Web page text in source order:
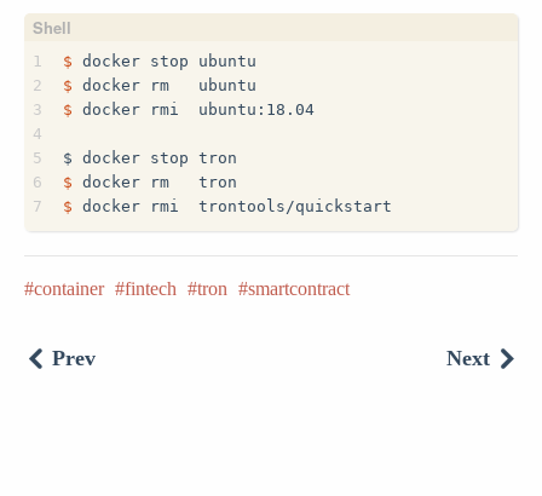
1
2
3
4
5
6
7
$ docker stop ubuntu
$ docker rm   ubuntu
$ docker rmi  ubuntu:18.04
$ docker stop tron
$ docker rm   tron
$ docker rmi  trontools/quickstart
container fintech tron smartcontract
Prev Next